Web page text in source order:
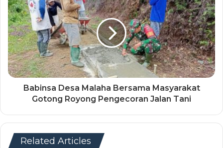
Babinsa Desa Malaha Bersama Masyarakat
Gotong Royong Pengecoran Jalan Tani
Related Articles